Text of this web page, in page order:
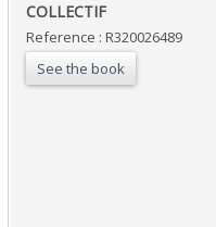
‎COLLECTIF‎
Reference : R320026489
See the book